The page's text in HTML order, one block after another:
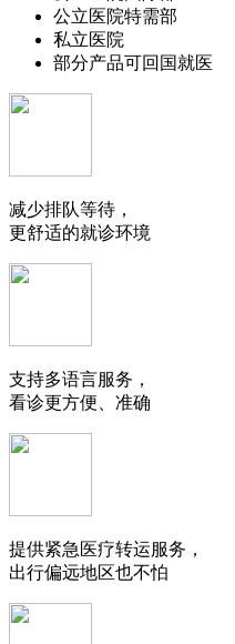
公立医院特需部
私立医院
部分产品可回国就医
减少排队等待，
更舒适的就诊环境
支持多语言服务，
看诊更方便、准确
提供紧急医疗转运服务，
出行偏远地区也不怕